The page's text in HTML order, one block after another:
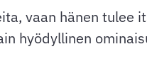
vaan hänen tulee
hyödyllinen